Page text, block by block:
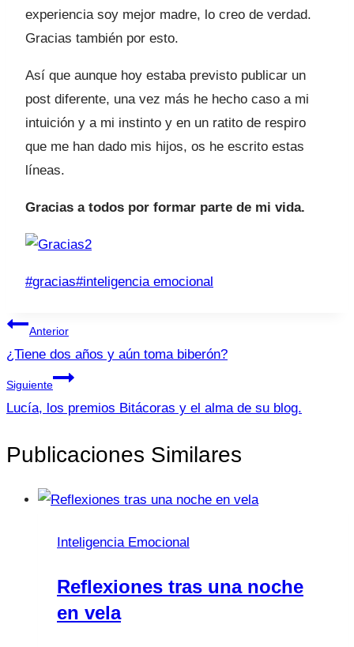
experiencia soy mejor madre, lo creo de verdad.
Gracias también por esto.
Así que aunque hoy estaba previsto publicar un
post diferente, una vez más he hecho caso a mi
intuición y a mi instinto y en un ratito de respiro
que me han dado mis hijos, os he escrito estas
líneas.
Gracias a todos por formar parte de mi vida.
Etiquetas
la
entrada:
#gracias#inteligencia emocional
Navegación
de
entradas
Anterior
¿Tiene dos años y aún toma biberón?
Siguiente
Lucía, los premios Bitácoras y el alma de su blog.
Publicaciones Similares
Inteligencia Emocional
Reflexiones tras una noche
en vela